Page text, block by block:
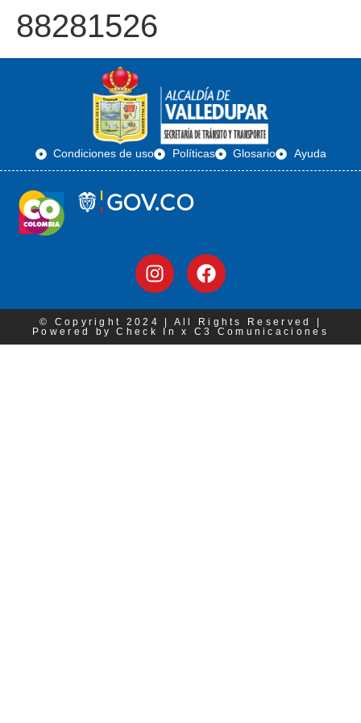
88281526
Condiciones de uso Políticas Glosario Ayuda
© Copyright 2024 | All Rights Reserved |
Powered by Check In x C3 Comunicaciones